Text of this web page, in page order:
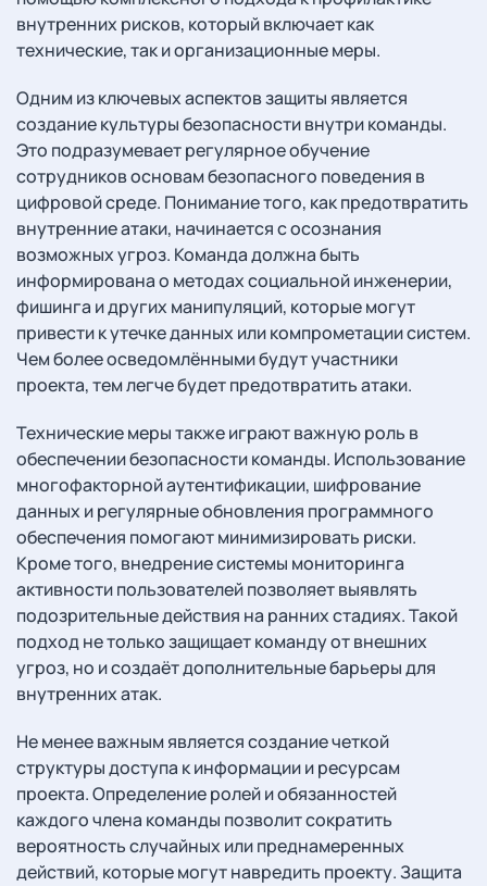
внутренних рисков, который включает как
технические, так и организационные меры.
Одним из ключевых аспектов защиты является
создание культуры безопасности внутри команды.
Это подразумевает регулярное обучение
сотрудников основам безопасного поведения в
цифровой среде. Понимание того, как предотвратить
внутренние атаки, начинается с осознания
возможных угроз. Команда должна быть
информирована о методах социальной инженерии,
фишинга и других манипуляций, которые могут
привести к утечке данных или компрометации систем.
Чем более осведомлёнными будут участники
проекта, тем легче будет предотвратить атаки.
Технические меры также играют важную роль в
обеспечении безопасности команды. Использование
многофакторной аутентификации, шифрование
данных и регулярные обновления программного
обеспечения помогают минимизировать риски.
Кроме того, внедрение системы мониторинга
активности пользователей позволяет выявлять
подозрительные действия на ранних стадиях. Такой
подход не только защищает команду от внешних
угроз, но и создаёт дополнительные барьеры для
внутренних атак.
Не менее важным является создание четкой
структуры доступа к информации и ресурсам
проекта. Определение ролей и обязанностей
каждого члена команды позволит сократить
вероятность случайных или преднамеренных
действий, которые могут навредить проекту. Защита